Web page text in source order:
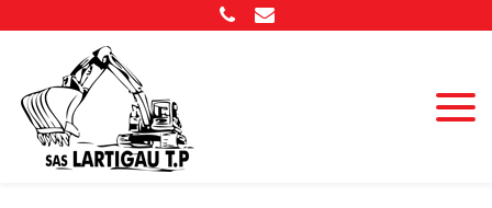
Panneau de gestion des cookies